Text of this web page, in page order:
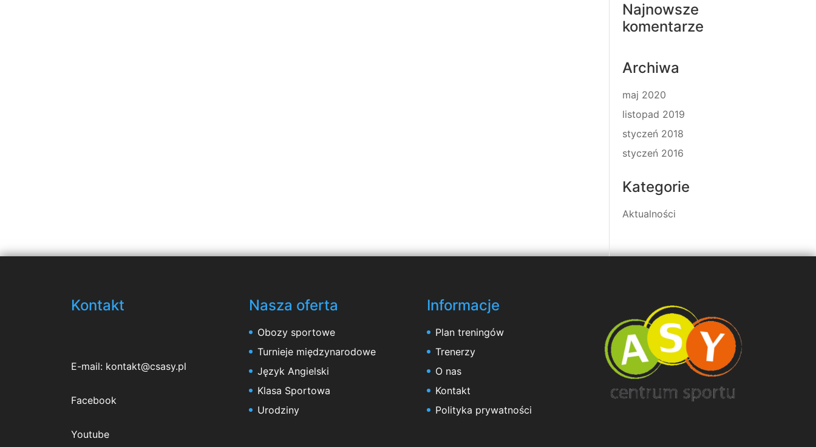
Najnowsze
komentarze
Archiwa
maj 2020
listopad 2019
styczeń 2018
styczeń 2016
Kategorie
Aktualności
Kontakt
E-mail: kontakt@csasy.pl
Facebook
Youtube
Nasza oferta
Obozy sportowe
Turnieje międzynarodowe
Język Angielski
Klasa Sportowa
Urodziny
Informacje
Plan treningów
Trenerzy
O nas
Kontakt
Polityka prywatności